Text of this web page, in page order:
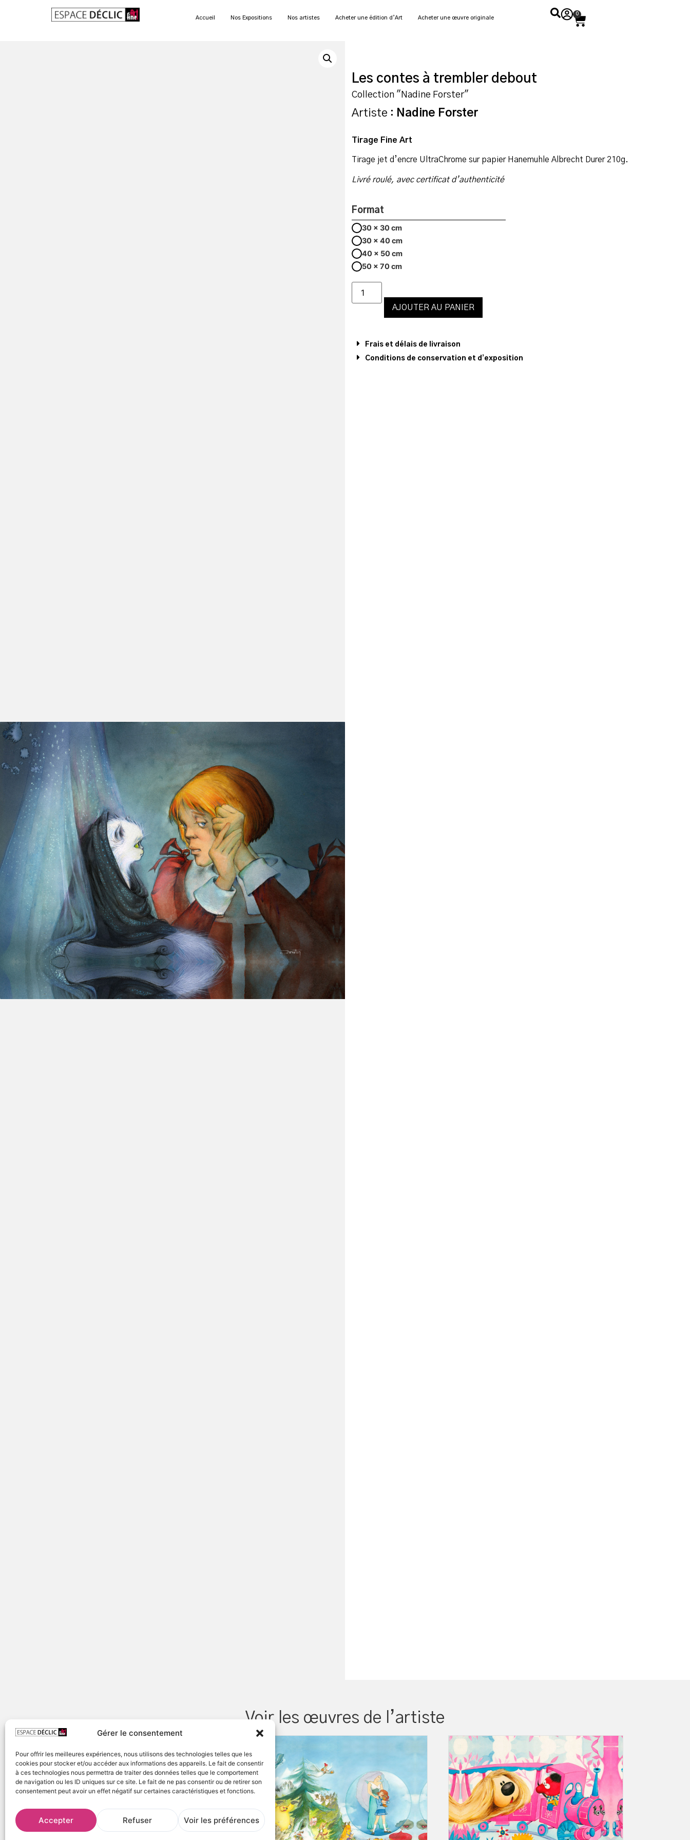
Gérer le consentement
Pour offrir les meilleures expériences, nous utilisons des technologies telles que les
cookies pour stocker et/ou accéder aux informations des appareils. Le fait de consentir
à ces technologies nous permettra de traiter des données telles que le comportement
de navigation ou les ID uniques sur ce site. Le fait de ne pas consentir ou de retirer son
consentement peut avoir un effet négatif sur certaines caractéristiques et fonctions.
Accepter Refuser Voir les préférences
Accueil Nos Expositions Nos artistes Acheter une édition d’Art Acheter une œuvre originale
0
Les contes à trembler debout
Collection "Nadine Forster"
Artiste : Nadine Forster
Tirage Fine Art
Tirage jet d’encre UltraChrome sur papier Hanemuhle Albrecht Durer 210g.
Livré roulé, avec certificat d’authenticité
Format
30 x 30 cm
30 x 40 cm
40 x 50 cm
50 x 70 cm
AJOUTER AU PANIER
Frais et délais de livraison
Conditions de conservation et d’exposition
Voir les œuvres de l’artiste